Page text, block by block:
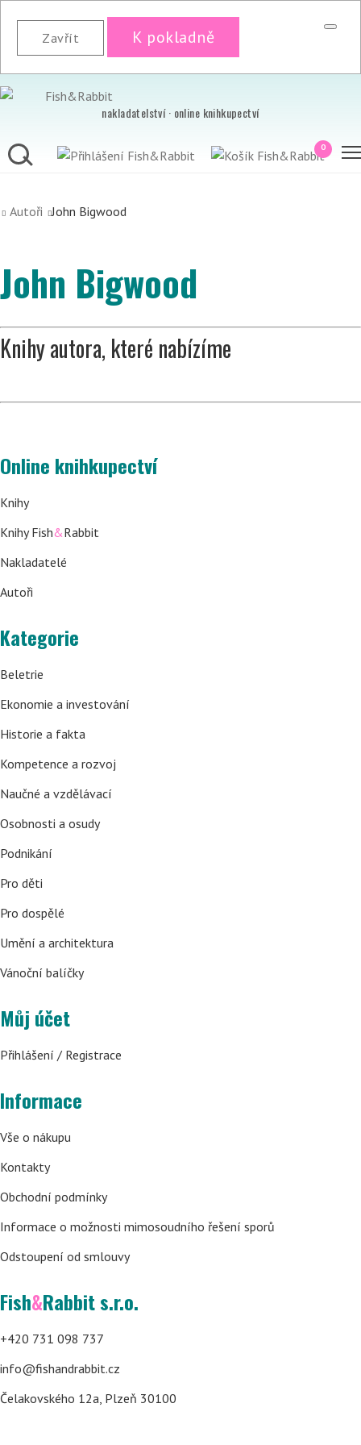
Zavřít K pokladně
nakladatelství · online knihkupectví
0
Autoři John Bigwood
John Bigwood
Knihy autora, které nabízíme
Online knihkupectví
Knihy
Knihy Fish&Rabbit
Nakladatelé
Autoři
Kategorie
Beletrie
Ekonomie a investování
Historie a fakta
Kompetence a rozvoj
Naučné a vzdělávací
Osobnosti a osudy
Podnikání
Pro děti
Pro dospělé
Umění a architektura
Vánoční balíčky
Můj účet
Přihlášení / Registrace
Informace
Vše o nákupu
Kontakty
Obchodní podmínky
Informace o možnosti mimosoudního řešení sporů
Odstoupení od smlouvy
Fish&Rabbit s.r.o.
+420 731 098 737
info@fishandrabbit.cz
Čelakovského 12a, Plzeň 30100